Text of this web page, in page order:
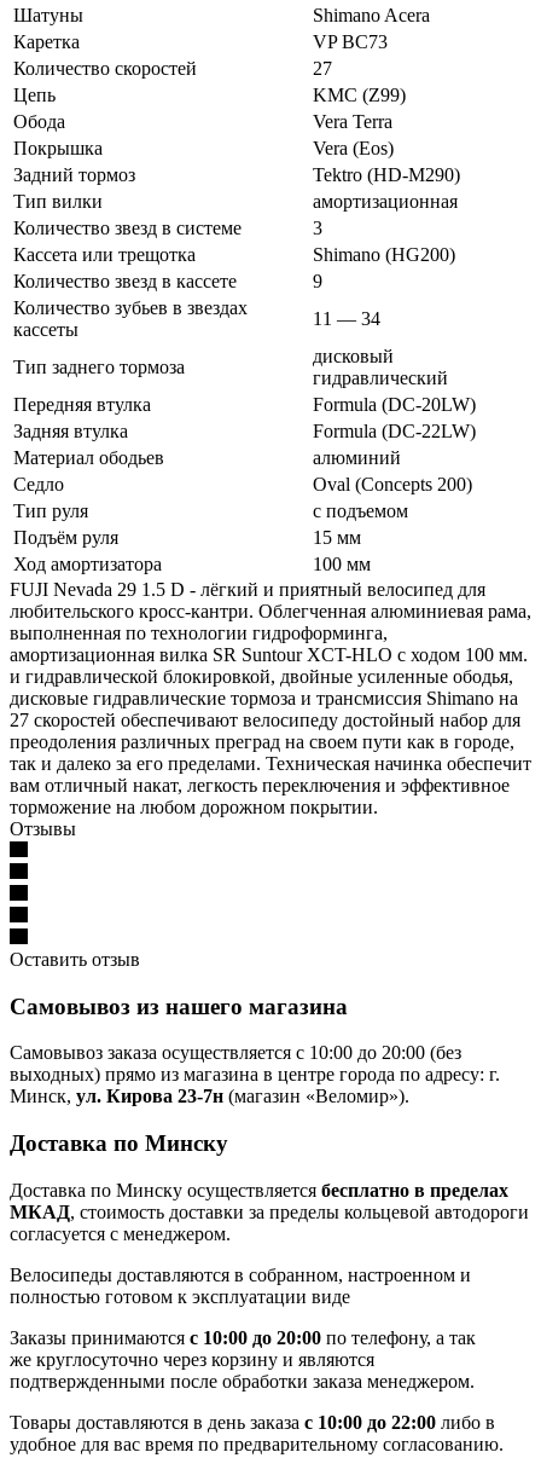
Шатуны
Shimano Acera
Каретка
VP BC73
Количество скоростей
27
Цепь
KMC (Z99)
Обода
Vera Terra
Покрышка
Vera (Eos)
Задний тормоз
Tektro (HD-M290)
Тип вилки
амортизационная
Количество звезд в системе
3
Кассета или трещотка
Shimano (HG200)
Количество звезд в кассете
9
Количество зубьев в звездах
кассеты
11 — 34
Тип заднего тормоза
дисковый
гидравлический
Передняя втулка
Formula (DC-20LW)
Задняя втулка
Formula (DC-22LW)
Материал ободьев
алюминий
Седло
Oval (Concepts 200)
Тип руля
с подъемом
Подъём руля
15 мм
Ход амортизатора
100 мм
FUJI Nevada 29 1.5 D - лёгкий и приятный велосипед для
любительского кросс-кантри. Облегченная алюминиевая рама,
выполненная по технологии гидроформинга,
амортизационная вилка SR Suntour XCT-HLO с ходом 100 мм.
и гидравлической блокировкой, двойные усиленные ободья,
дисковые гидравлические тормоза и трансмиссия Shimano на
27 скоростей обеспечивают велосипеду достойный набор для
преодоления различных преград на своем пути как в городе,
так и далеко за его пределами. Техническая начинка обеспечит
вам отличный накат, легкость переключения и эффективное
торможение на любом дорожном покрытии.
Отзывы
Оставить отзыв
Самовывоз из нашего магазина
Самовывоз заказа осуществляется с 10:00 до 20:00 (без
выходных) прямо из магазина в центре города по адресу: г.
Минск, ул. Кирова 23-7н (магазин «Веломир»).
Доставка по Минску
Доставка по Минску осуществляется бесплатно в пределах
МКАД, стоимость доставки за пределы кольцевой автодороги
согласуется с менеджером.
Велосипеды доставляются в собранном, настроенном и
полностью готовом к эксплуатации виде
Заказы принимаются с 10:00 до 20:00 по телефону, а так
же круглосуточно через корзину и являются
подтвержденными после обработки заказа менеджером.
Товары доставляются в день заказа с 10:00 до 22:00 либо в
удобное для вас время по предварительному согласованию.